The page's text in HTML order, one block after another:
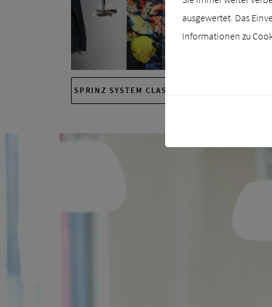
SPRINZ SYSTEM CLASSIC
ausgewertet. Das
Informationen zu